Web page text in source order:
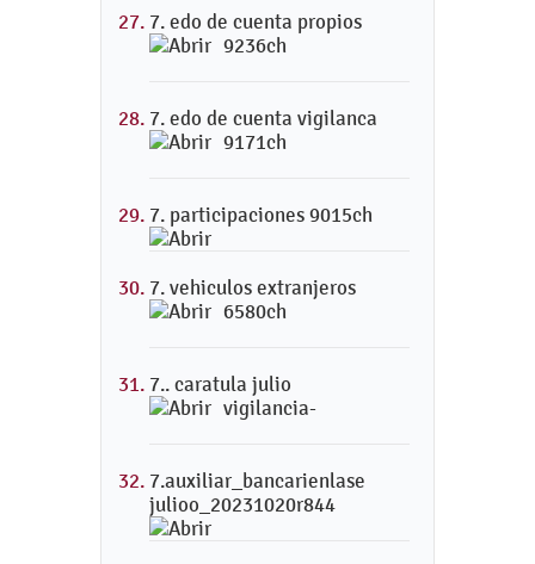
7. edo de cuenta propios
9236ch
7. edo de cuenta vigilanca
9171ch
7. participaciones 9015ch
7. vehiculos extranjeros
6580ch
7.. caratula julio
vigilancia-
7.auxiliar_bancarienlase
julioo_20231020r844